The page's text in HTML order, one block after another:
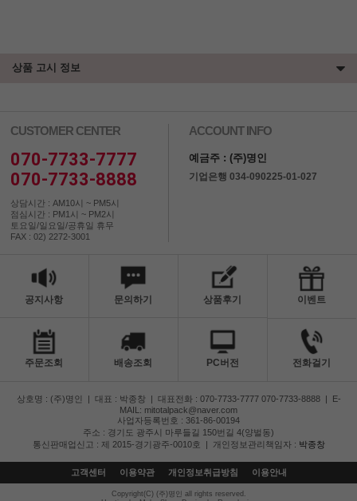
상품 고시 정보
CUSTOMER CENTER
070-7733-7777
070-7733-8888
상담시간 : AM10시 ~ PM5시
점심시간 : PM1시 ~ PM2시
토요일/일요일/공휴일 휴무
FAX : 02) 2272-3001
ACCOUNT INFO
예금주 : (주)명인
기업은행 034-090225-01-027
공지사항 문의하기 상품후기 이벤트
주문조회 배송조회 PC버전 전화걸기
상호명 : (주)명인 | 대표 : 박종창 | 대표전화 : 070-7733-7777 070-7733-8888 | E-
MAIL: mitotalpack@naver.com
사업자등록번호 : 361-86-00194
주소 : 경기도 광주시 마루들길 150번길 4(양벌동)
통신판매업신고 : 제 2015-경기광주-0010호
| 개인정보관리책임자 : 박종창
고객센터 이용약관 개인정보취급방침 이용안내
Copyright(C) (주)명인 all rights reserved.